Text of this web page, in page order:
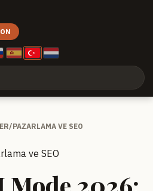
/PAZARLAMA VE SEO
ve SEO
Mode 2026: